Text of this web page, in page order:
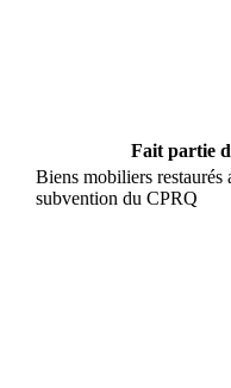
Fait partie
Biens mobiliers restaurés
subvention du CPRQ